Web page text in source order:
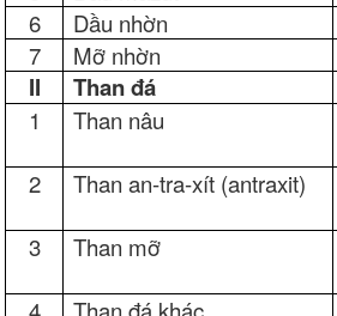
6
Dầu nhờn
7
Mỡ nhờn
II Than đá
1 Than nâu
2
Than an-tra-xít (antraxit)
3
Than mỡ
4
Than đá khác